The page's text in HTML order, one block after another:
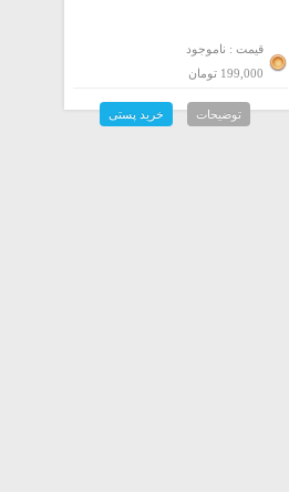
قیمت : ناموجود
199,000 تومان
توضیحات
خرید پستی